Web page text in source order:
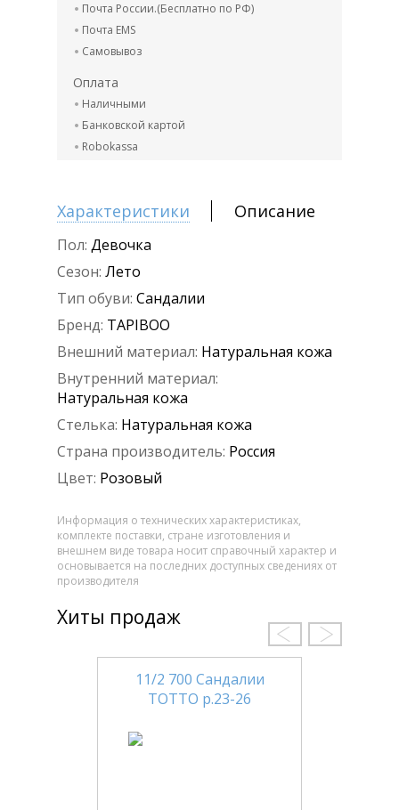
Почта России.(Бесплатно по РФ)
Почта EMS
Самовывоз
Оплата
Наличными
Банковской картой
Robokassa
Характеристики Описание
Пол: Девочка
Сезон: Лето
Тип обуви: Сандалии
Бренд: TAPIBOO
Внешний материал: Натуральная кожа
Внутренний материал:
Натуральная кожа
Стелька: Натуральная кожа
Страна производитель: Россия
Цвет: Розовый
Информация о технических характеристиках,
комплекте поставки, стране изготовления и
внешнем виде товара носит справочный характер и
основывается на последних доступных сведениях от
производителя
Хиты продаж
11/2 700 Сандалии
ТОТТО р.23-26